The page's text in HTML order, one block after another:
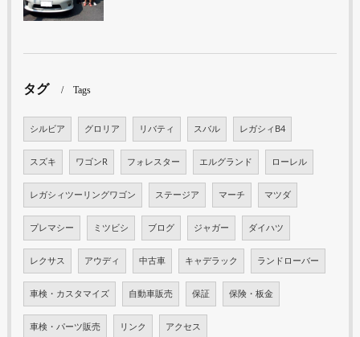
タグ Tags
シルビア グロリア リバティ スバル レガシィB4
スズキ ワゴンR フォレスター エルグランド ローレル
レガシィツーリングワゴン ステージア マーチ マツダ
プレマシー ミツビシ ブログ ジャガー ダイハツ
レクサス アウディ 中古車 キャデラック ランドローバー
車検・カスタマイズ 自動車販売 保証 保険・板金
車検・パーツ販売 リンク アクセス